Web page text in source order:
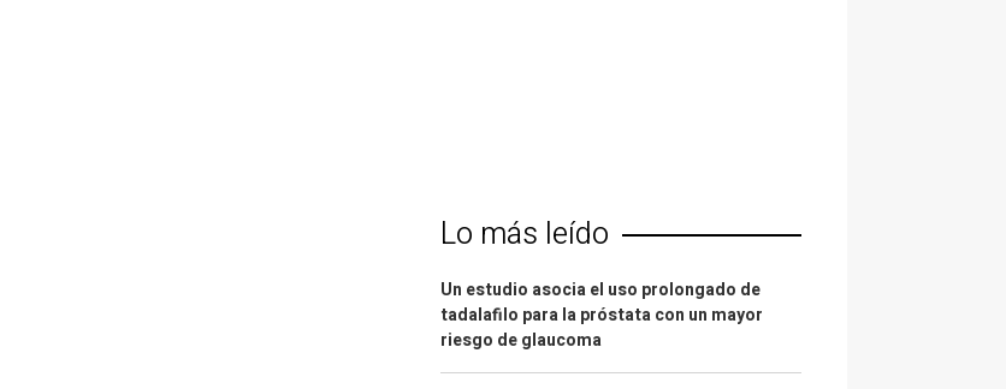
Lo más leído
Un estudio asocia el uso prolongado de
tadalafilo para la próstata con un mayor
riesgo de glaucoma